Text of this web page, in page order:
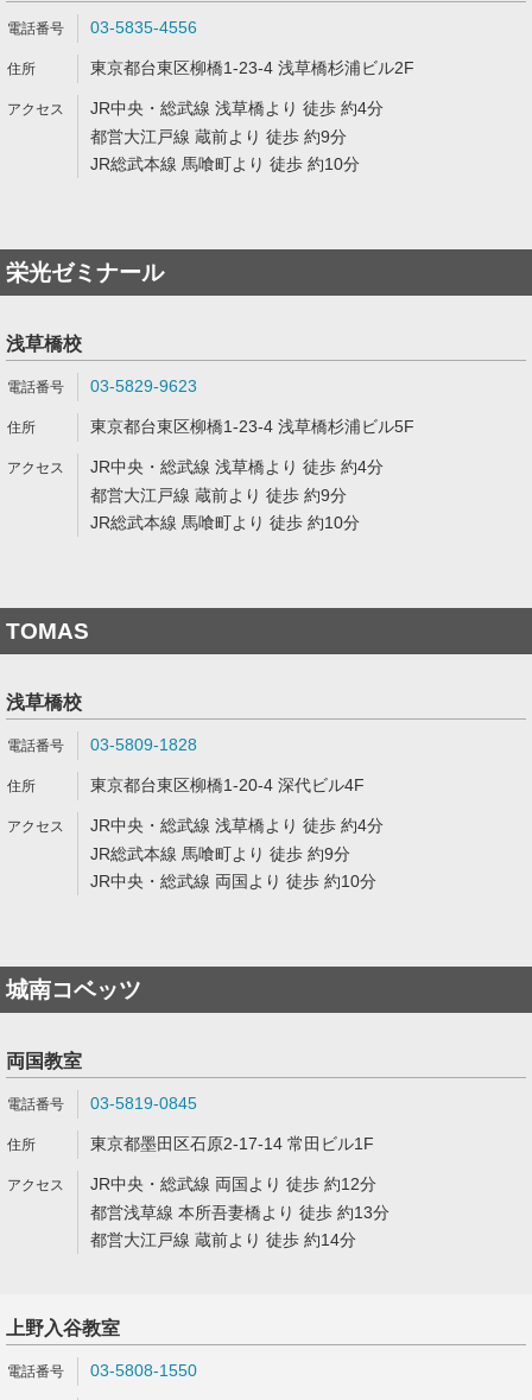
03-5835-4556
東京都台東区柳橋1-23-4 浅草橋杉浦ビル2F
JR中央・総武線 浅草橋より 徒歩 約4分
都営大江戸線 蔵前より 徒歩 約9分
JR総武本線 馬喰町より 徒歩 約10分
栄光ゼミナール
浅草橋校
03-5829-9623
東京都台東区柳橋1-23-4 浅草橋杉浦ビル5F
JR中央・総武線 浅草橋より 徒歩 約4分
都営大江戸線 蔵前より 徒歩 約9分
JR総武本線 馬喰町より 徒歩 約10分
TOMAS
浅草橋校
03-5809-1828
東京都台東区柳橋1-20-4 深代ビル4F
JR中央・総武線 浅草橋より 徒歩 約4分
JR総武本線 馬喰町より 徒歩 約9分
JR中央・総武線 両国より 徒歩 約10分
城南コベッツ
両国教室
03-5819-0845
東京都墨田区石原2-17-14 常田ビル1F
JR中央・総武線 両国より 徒歩 約12分
都営浅草線 本所吾妻橋より 徒歩 約13分
都営大江戸線 蔵前より 徒歩 約14分
上野入谷教室
03-5808-1550